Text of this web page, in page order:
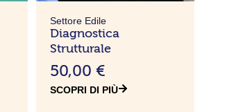
Settore Edile
Diagnostica
Strutturale
50,00 €
SCOPRI DI PIÙ